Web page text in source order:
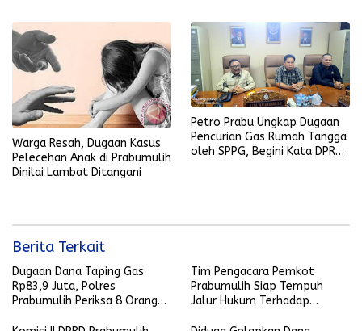
Warga Resah, Dugaan Kasus
Pelecehan Anak di Prabumulih
Dinilai Lambat Ditangani
Petro Prabu Ungkap Dugaan
Pencurian Gas Rumah Tangga
oleh SPPG, Begini Kata DPRD
Berita Terkait
Dugaan Dana Taping Gas
Rp83,9 Juta, Polres
Prabumulih Periksa 8 Orang
Tim Pengacara Pemkot
Prabumulih Siap Tempuh
Jalur Hukum Terhadap